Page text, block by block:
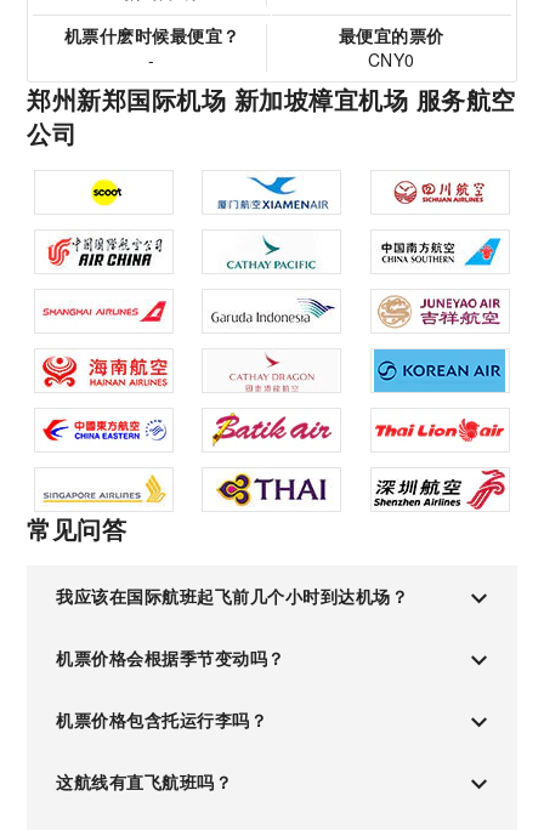
机票什麽时候最便宜？
-
最便宜的票价
CNY0
郑州新郑国际机场 新加坡樟宜机场 服务航空
公司
常见问答
我应该在国际航班起飞前几个小时到达机场？
机票价格会根据季节变动吗？
机票价格包含托运行李吗？
这航线有直飞航班吗？